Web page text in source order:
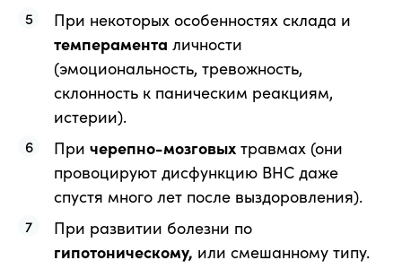
При некоторых особенностях склада и
темперамента личности
(эмоциональность, тревожность,
склонность к паническим реакциям,
истерии).
При черепно-мозговых травмах (они
провоцируют дисфункцию ВНС даже
спустя много лет после выздоровления).
При развитии болезни по
гипотоническому, или смешанному типу.